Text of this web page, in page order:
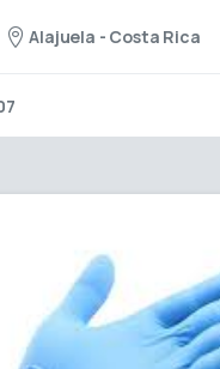
Alajuela - Costa Rica